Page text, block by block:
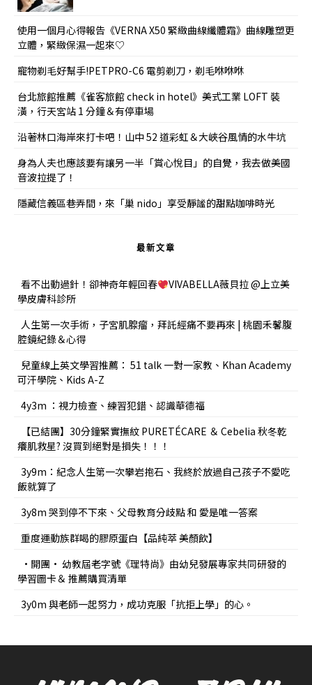
使用一個月心得報告《VERNA X50 緊緻曲線纖體霜》曲線雕塑更
立體，緊緻保濕一起來♡
寵物剃毛好幫手!PETPRO-C6 電剪剃刀，剃毛咻咻咻
台北旅館推薦《雀客旅館 check in hotel》美式工業 LOFT 裝
潢，行天宮站 1 分鐘＆有停車場
沿著林口海岸來打卡吧！山中 52 道彩虹＆大峽谷風情的水牛坑
身為人夫也應該要有讓另一半「賞心悅目」的自覺，我去做美國
音波拉提了！
隱藏信義區巷弄間，來「巢 nido」享受靜謐的甜點咖啡時光
最新文章
看不出動過針！卻神奇年輕回春
VIVABELLA薇貝拉 @上立美
學皮膚科診所
人生第一次手術，子宮肌腺瘤，拜託經痛不要再來 | 桃園禾馨腹
腔鏡紀錄＆心得
兒童線上英文學習推薦： 51 talk 一對一家教、Khan Academy
可汗學院、Kids A-Z
4y3m ：視力檢查、練習犯錯、認識華德福
【已結團】30分鐘緊實撫紋 PURETÉCARE ＆ Cebelia 秋冬乾
癢肌救星? 沒買到絕對是損失！！！
3y9m：紀念人生第一次攀岩抱石、我終於放過自己孩子不愛吃
飯就算了
3y8m 哭到停不下來、父母教育分歧點 和 愛是唯一答案
重度運動族群喝的膠原蛋白【品純萃 美顏飲】
•開團• 幼教屆老字號《理特尚》由幼兒發展專家共同研發的
學習圖卡＆ 推薦購買清單
3y0m 與老師一起努力，成功克服「抗拒上學」的心。